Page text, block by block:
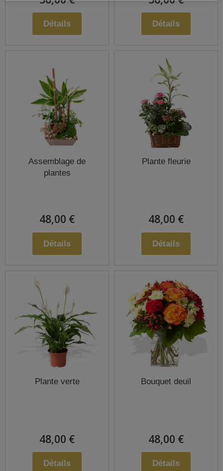
Détails Détails
Assemblage de
plantes
48,00 €
Détails
Plante fleurie
48,00 €
Détails
Plante verte
48,00 €
Détails
Bouquet deuil
48,00 €
Détails